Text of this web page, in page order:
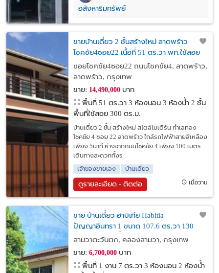
อสังหาริมทรัพย์
ขายบ้านเดี่ยว 2 ชั้นสร้างใหม่ ลาดพร้าว
โชคชัย4ซอย22 เนื้อที่ 51 ตร.วา พท.ใชัสอย
300 ตรม. บ้านหลังใหญ่ ใกล้รถไฟฟ้าสายสี
เหลือง
ซอยโชคชัย4ซอย22 ถนนโชคชัย4, ลาดพร้าว,
ลาดพร้าว, กรุงเทพ
ขาย: 14,490,000บาท
พื้นที่ 51 ตร.วา 3 ห้องนอน 3 ห้องน้ำ 2 ชั้น
พื้นที่ใช้สอย 300 ตร.ม.
บ้านเดี่ยว 2 ชั้น สร้างใหม่ สไตล์โมเดิร์น ทำเลทอง
โชคชัย 4 ซอย 22 ลาดพร้าว ใกล้รถไฟฟ้าสายสีเหลือง
เพียง 5นาที ห่างจากถนนโชคชัย 4 เพียง 100 เมตร
เดินทางสะดวกทั้งร
เจ้าของขายเอง
บ้านเดี่ยว
ดูรายละเอียด - ติดต่อ เมื่อวาน
ขาย บ้านเดี่ยว ฮาบิเทีย Habitia
ปัญญาอินทรา 1 ขนาด 107.6 ตร.วา 130
ตรม. 3 นอน 2 น้ำ บ้านเปล่าไม่เคยอยู่ สนาม
สามวาตะวันตก, คลองสามวา, กรุงเทพ
ขาย: 6,700,000บาท
พื้นที่ 1 งาน 7 ตร.วา 3 ห้องนอน 2 ห้องน้ำ